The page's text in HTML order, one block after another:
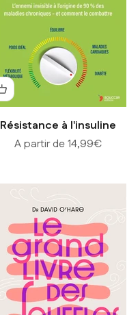
Résistance à l'insuline
Prix de vente
A partir de 14,99€